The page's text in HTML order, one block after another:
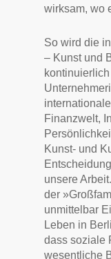
wirksam, wo
So wird die
– Kunst und
Finanzwelt,
Kunst- und
unsere
der
unmittelbar
Leben in
dass soziale
wesentliche